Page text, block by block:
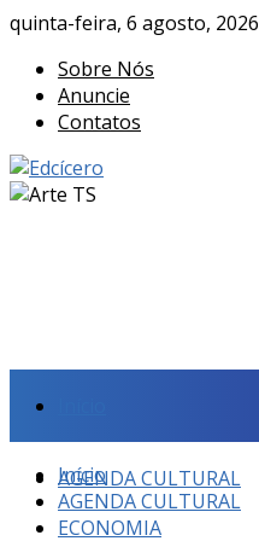
quinta-feira, 6 agosto, 2026
Sobre Nós
Anuncie
Contatos
AGENDA CULTURAL
Início
AGENDA CULTURAL
ECONOMIA